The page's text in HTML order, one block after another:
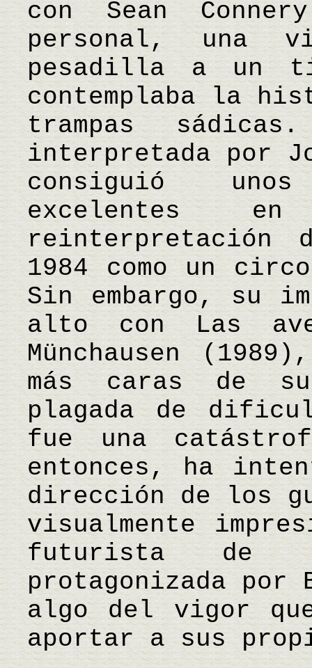
con Sean
personal, una
pesadilla a un
contemplaba la
trampas
interpretada por
consiguió
excelentes
reinterpretación
1984 como un
Sin embargo, su
alto con Las
Münchausen
más caras de su
plagada de
fue una
entonces, ha
dirección de los
visualmente
futurista de
protagonizada
algo del vigor
aportar a sus